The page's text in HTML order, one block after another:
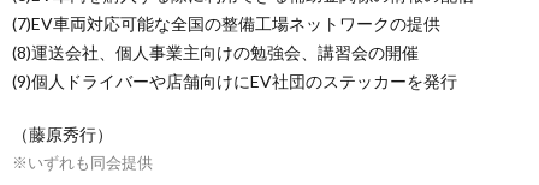
(7)EV車両対応可能な全国の整備工場ネットワークの提供
(8)運送会社、個人事業主向けの勉強会、講習会の開催
(9)個人ドライバーや店舗向けにEV社団のステッカーを発行
（藤原秀行）
※いずれも同会提供